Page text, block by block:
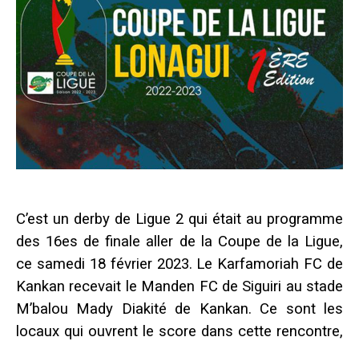
C’est un derby de Ligue 2 qui était au programme
des 16es de finale aller de la Coupe de la Ligue,
ce samedi 18 février 2023. Le Karfamoriah FC de
Kankan recevait le Manden FC de Siguiri au stade
M’balou Mady Diakité de Kankan. Ce sont les
locaux qui ouvrent le score dans cette rencontre,